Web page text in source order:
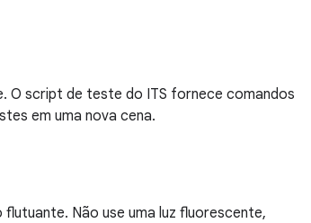
O script de teste do ITS fornece comandos
em uma nova cena.
Não use uma luz fluorescente,